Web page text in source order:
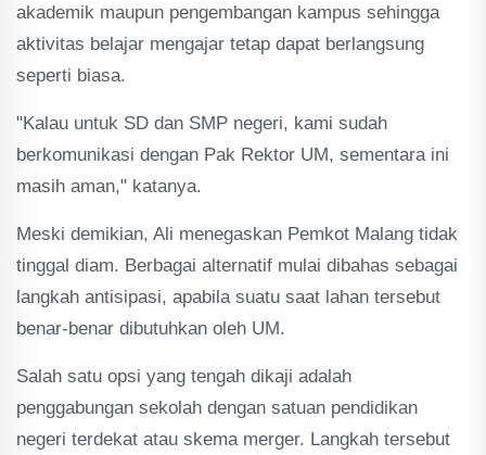
akademik maupun pengembangan kampus sehingga
aktivitas belajar mengajar tetap dapat berlangsung
seperti biasa.
"Kalau untuk SD dan SMP negeri, kami sudah
berkomunikasi dengan Pak Rektor UM, sementara ini
masih aman," katanya.
Meski demikian, Ali menegaskan Pemkot Malang tidak
tinggal diam. Berbagai alternatif mulai dibahas sebagai
langkah antisipasi, apabila suatu saat lahan tersebut
benar-benar dibutuhkan oleh UM.
Salah satu opsi yang tengah dikaji adalah
penggabungan sekolah dengan satuan pendidikan
negeri terdekat atau skema merger. Langkah tersebut